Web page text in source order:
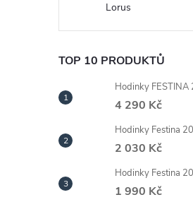
Lorus
TOP 10 PRODUKTŮ
Hodinky
4 290 Kč
Hodinky Festina
2 030 Kč
Hodinky Festina
1 990 Kč